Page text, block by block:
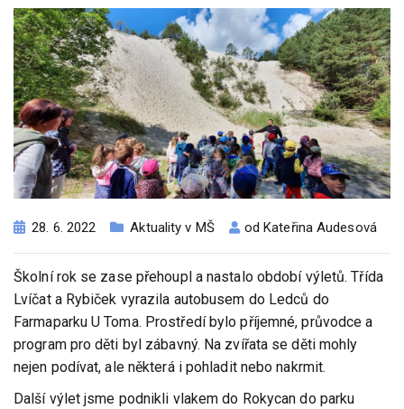
28. 6. 2022 Aktuality v MŠ odKateřina Audesová
Školní rok se zase přehoupl a nastalo období výletů. Třída
Lvíčat a Rybiček vyrazila autobusem do Ledců do
Farmaparku U Toma. Prostředí bylo příjemné, průvodce a
program pro děti byl zábavný. Na zvířata se děti mohly
nejen podívat, ale některá i pohladit nebo nakrmit.
Další výlet jsme podnikli vlakem do Rokycan do parku